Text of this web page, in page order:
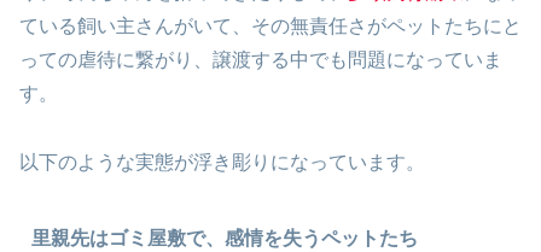
ている飼い主さんがいて、その無責任さがペットたちにと
っての虐待に繋がり、譲渡する中でも問題になっていま
す。
以下のような実態が浮き彫りになっています。
里親先はゴミ屋敷で、感情を失うペットたち